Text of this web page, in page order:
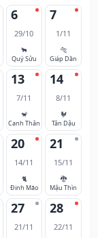
6
29/10
🐂
Quý Sửu
7
1/11
🐅
Giáp Dần
13
7/11
🐒
Canh Thân
14
8/11
🐓
Tân Dậu
20
14/11
🐈
Đinh Mão
21
15/11
🐉
Mậu Thìn
27
21/11
28
22/11